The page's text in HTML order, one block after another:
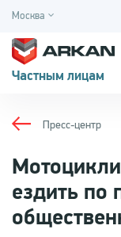
Москва
Частным лицам
Пресс-центр
ездить по